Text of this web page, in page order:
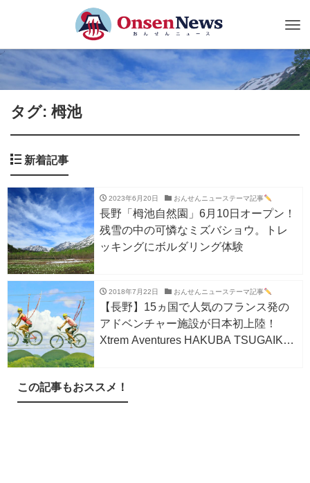
タグ: 栂池
新着記事
2023年6月20日 おんせんニューステーマ記事
長野「栂池自然園」6月10日オープン！
残雪の中の可憐なミズバショウ。トレ
ッキングにボルダリング体験
2018年7月22日 おんせんニューステーマ記事
【長野】15ヵ国で人気のフランス発の
アドベンチャー施設が日本初上陸！
Xtrem Aventures HAKUBA TSUGAIKE
この記事もおススメ！